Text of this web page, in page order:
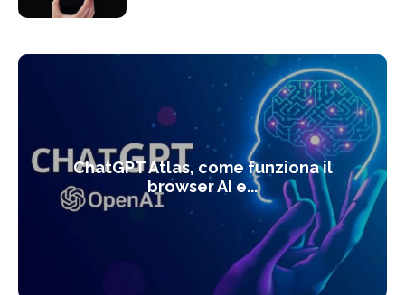
ChatGPT Atlas, come funziona il
browser AI e...